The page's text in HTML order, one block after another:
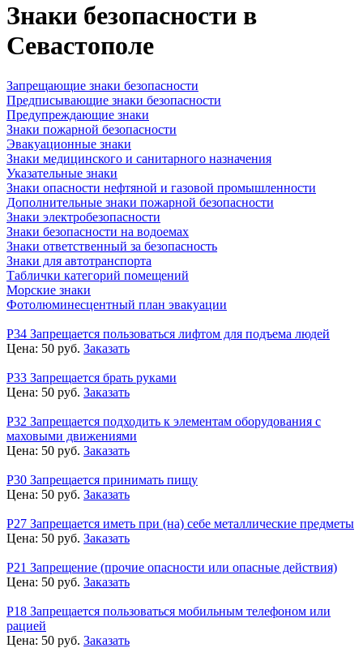
Знаки безопасности в
Севастополе
Запрещающие знаки безопасности
Предписывающие знаки безопасности
Предупреждающие знаки
Знаки пожарной безопасности
Эвакуационные знаки
Знаки медицинского и санитарного назначения
Указательные знаки
Знаки опасности нефтяной и газовой промышленности
Дополнительные знаки пожарной безопасности
Знаки электробезопасности
Знаки безопасности на водоемах
Знаки ответственный за безопасность
Знаки для автотранспорта
Таблички категорий помещений
Морские знаки
Фотолюминесцентный план эвакуации
P34 Запрещается пользоваться лифтом для подъема людей
Цена: 50 руб. Заказать
P33 Запрещается брать руками
Цена: 50 руб. Заказать
Р32 Запрещается подходить к элементам оборудования с
маховыми движениями
Цена: 50 руб. Заказать
Р30 Запрещается принимать пищу
Цена: 50 руб. Заказать
Р27 Запрещается иметь при (на) себе металлические предметы
Цена: 50 руб. Заказать
Р21 Запрещение (прочие опасности или опасные действия)
Цена: 50 руб. Заказать
Р18 Запрещается пользоваться мобильным телефоном или
рацией
Цена: 50 руб. Заказать